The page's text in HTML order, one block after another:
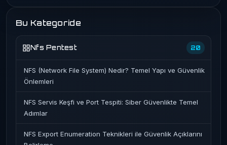
Bu Kategoride
Nfs Pentest 20
NFS (Network File System) Nedir? Temel Yapı ve Güvenlik
Önlemleri
NFS Servis Keşfi ve Port Tespiti: Siber Güvenlikte Temel
Adımlar
NFS Export Enumeration Teknikleri ile Güvenlik Açıklarını